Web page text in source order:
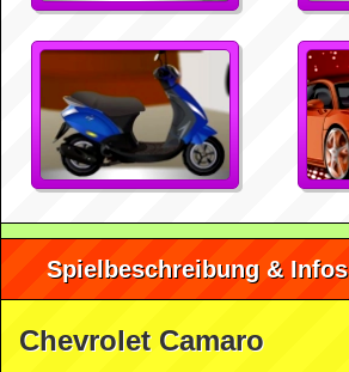
Spielbeschreibung & Infos
Chevrolet Camaro